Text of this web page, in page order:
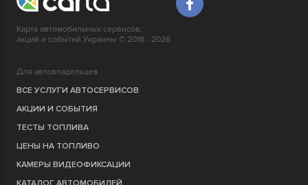
Карта автомобильных сервисов,
акций и событий Украины © 2018 - 2026
Для автовладельцев
ВСЕ УСЛУГИ АВТОСЕРВИСОВ
АКЦИИ И СОБЫТИЯ
ТЕСТЫ ТОПЛИВА
ЦЕНЫ НА ТОПЛИВО
КАМЕРЫ ВИДЕОФИКСАЦИИ